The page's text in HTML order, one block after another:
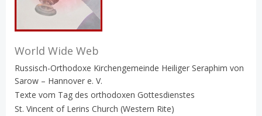
World Wide Web
Russisch-Orthodoxe Kirchengemeinde Heiliger Seraphim von
Sarow – Hannover e. V.
Texte vom Tag des orthodoxen Gottesdienstes
St. Vincent of Lerins Church (Western Rite)